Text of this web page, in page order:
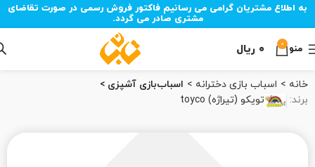
به اطلاع مشتریان گرامی می رسانیم فاکتور فروش رسمی در صورت تقاضای
مشتری صادر می گردد.
منو 0 ۰ ریال
خانه اسباب‌ بازی دخترانه
اسباب‌بازی آشپزی
برند:
تویکو (تیراژه) toyco